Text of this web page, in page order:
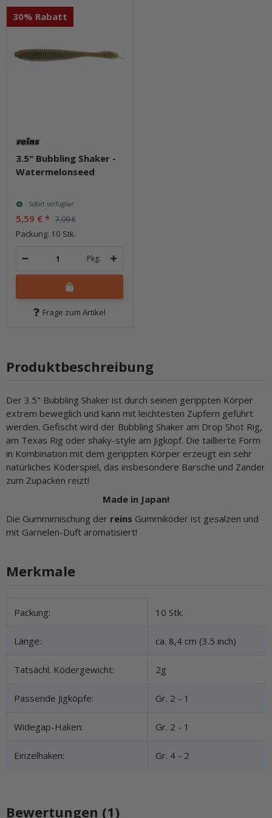
30% Rabatt
3.5" Bubbling Shaker -
Watermelonseed
Sofort verfügbar
5,59 € * 7,99 €
Packung: 10 Stk.
Pkg.
Frage zum Artikel
Produktbeschreibung
Der 3.5" Bubbling Shaker ist durch seinen gerippten Körper
extrem beweglich und kann mit leichtesten Zupfern geführt
werden. Gefischt wird der Bubbling Shaker am Drop Shot Rig,
am Texas Rig oder shaky-style am Jigkopf. Die taillierte Form
in Kombination mit dem gerippten Körper erzeugt ein sehr
natürliches Köderspiel, das insbesondere Barsche und Zander
zum Zupacken reizt!
Made in Japan!
Die Gummimischung der reins Gummiköder ist gesalzen und
mit Garnelen-Duft aromatisiert!
Merkmale
Produkteigenschaft
Wert
Packung: 10 Stk.
Länge: ca. 8,4 cm (3.5 inch)
Tatsächl. Ködergewicht: 2g
Passende Jigköpfe: Gr. 2 - 1
Widegap-Haken: Gr. 2 - 1
Einzelhaken: Gr. 4 - 2
Bewertungen (1)